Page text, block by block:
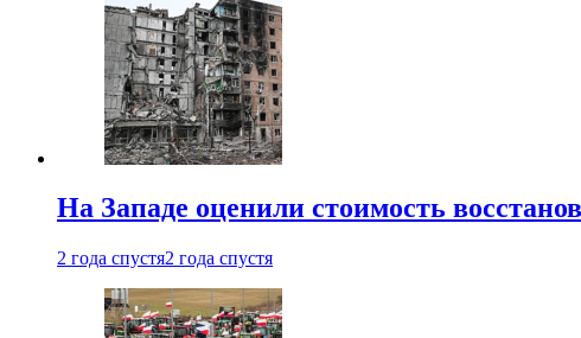
На Западе оценили стоимость
2 года спустя2 года спустя